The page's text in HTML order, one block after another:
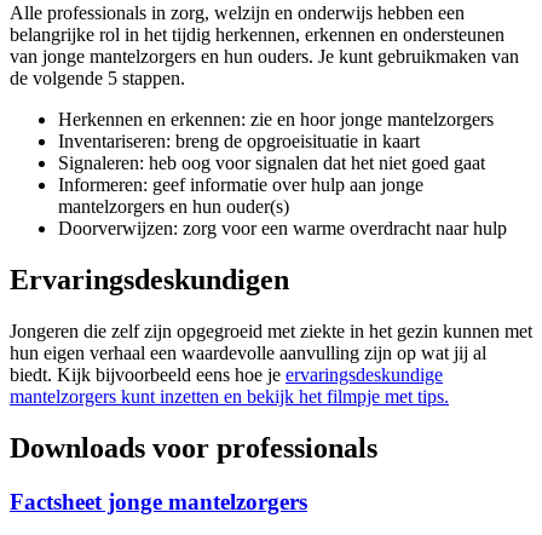
Alle professionals in zorg, welzijn en onderwijs hebben een
belangrijke rol in het tijdig herkennen, erkennen en ondersteunen
van jonge mantelzorgers en hun ouders. Je kunt gebruikmaken van
de volgende 5 stappen.
Herkennen en erkennen: zie en hoor jonge mantelzorgers
Inventariseren: breng de opgroeisituatie in kaart
Signaleren: heb oog voor signalen dat het niet goed gaat
Informeren: geef informatie over hulp aan jonge
mantelzorgers en hun ouder(s)
Doorverwijzen: zorg voor een warme overdracht naar hulp
Ervaringsdeskundigen
Jongeren die zelf zijn opgegroeid met ziekte in het gezin kunnen met
hun eigen verhaal een waardevolle aanvulling zijn op wat jij al
biedt. Kijk bijvoorbeeld eens hoe je ervaringsdeskundige
mantelzorgers kunt inzetten en bekijk het filmpje met tips.
Downloads voor professionals
Factsheet jonge mantelzorgers